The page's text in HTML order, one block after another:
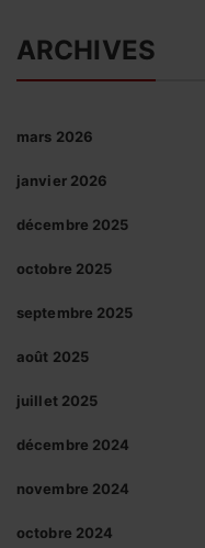
ARCHIVES
mars 2026
janvier 2026
décembre 2025
octobre 2025
septembre 2025
août 2025
juillet 2025
décembre 2024
novembre 2024
octobre 2024